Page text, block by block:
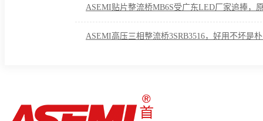
ASEMI贴片整流桥MB6S受广东LED厂家追捧，
ASEMI高压三相整流桥3SRB3516，好用不坏是